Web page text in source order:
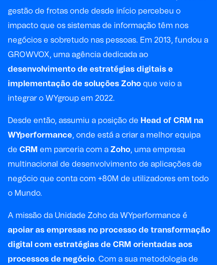
gestão de frotas onde desde início percebeu o
impacto que os sistemas de informação têm nos
negócios e sobretudo nas pessoas. Em 2013, fundou a
GROWVOX, uma agência dedicada ao
desenvolvimento de estratégias digitais e
implementação de soluções Zoho que veio a
integrar o WYgroup em 2022.
Desde então, assumiu a posição de Head of CRM na
WYperformance, onde está a criar a melhor equipa
de CRM em parceria com a Zoho, uma empresa
multinacional de desenvolvimento de aplicações de
negócio que conta com +80M de utilizadores em todo
o Mundo.
A missão da Unidade Zoho da WYperformance é
apoiar as empresas no processo de transformação
digital com estratégias de CRM orientadas aos
processos de negócio. Com a sua metodologia de